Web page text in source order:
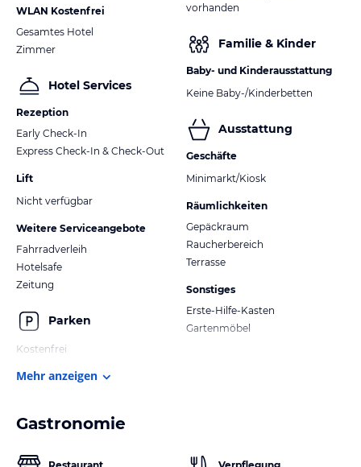
WLAN Kostenfrei
Gesamtes Hotel
Zimmer
Hotel Services
Rezeption
Early Check-In
Express Check-In & Check-Out
Lift
Nicht verfügbar
Weitere Serviceangebote
Fahrradverleih
Hotelsafe
Zeitung
Parken
Kostenfrei
vorhanden
Familie & Kinder
Baby- und Kinderausstattung
Keine Baby-/Kinderbetten
Ausstattung
Geschäfte
Minimarkt/Kiosk
Räumlichkeiten
Gepäckraum
Raucherbereich
Terrasse
Sonstiges
Erste-Hilfe-Kasten
Gartenmöbel
Mehr anzeigen
Gastronomie